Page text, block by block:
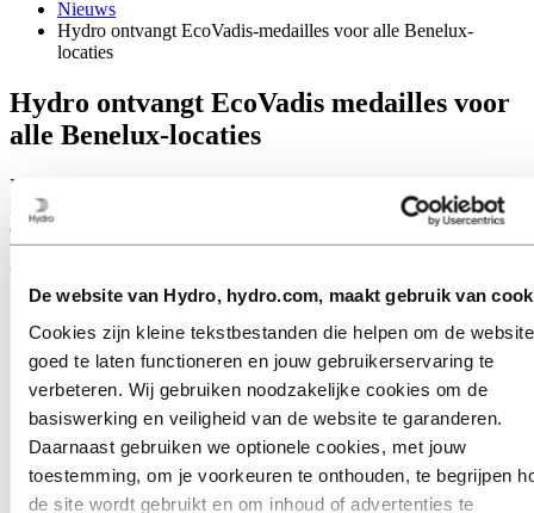
De website van Hydro, hydro.com, maakt gebruik van
Cookies zijn kleine tekstbestanden die helpen om de website
goed te laten functioneren en jouw gebruikerservaring te
verbeteren. Wij gebruiken noodzakelijke cookies om de
basiswerking en veiligheid van de website te garanderen.
Daarnaast gebruiken we optionele cookies, met jouw
toestemming, om je voorkeuren te onthouden, te begrijpen
de site wordt gebruikt en om inhoud of advertenties te
Nieuws
Hydro ontvangt EcoVadis-medailles voor alle Benelux-
locaties
Hydro ontvangt EcoVadis medailles voor
alle Benelux-locaties
De Hydro locaties in de Benelux zijn door EcoVadis onderscheiden
met een medaille voor hun uitmuntende
duurzaamheidsinspanningen. Deze erkenning plaatst ons bij de beste
bedrijven wereldwijd en bevestigt Hydro’s engagement voor
verantwoord en duurzamer ondernemen.